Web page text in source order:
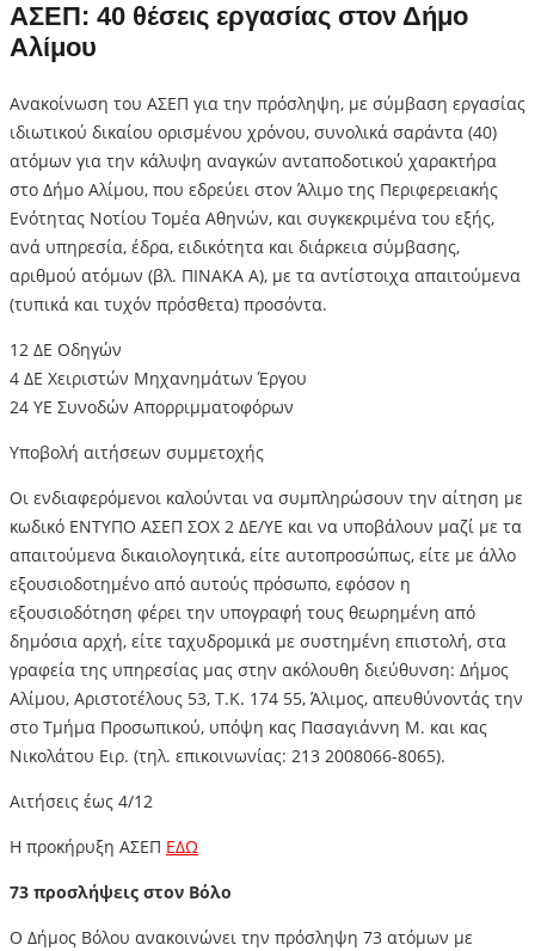
ΑΣΕΠ: 40 θέσεις εργασίας στον Δήμο
Αλίμου
Ανακοίνωση του ΑΣΕΠ για την πρόσληψη, με σύμβαση εργασίας
ιδιωτικού δικαίου ορισμένου χρόνου, συνολικά σαράντα (40)
ατόμων για την κάλυψη αναγκών ανταποδοτικού χαρακτήρα
στο Δήμο Αλίμου, που εδρεύει στον Άλιμο της Περιφερειακής
Ενότητας Νοτίου Τομέα Αθηνών, και συγκεκριμένα του εξής,
ανά υπηρεσία, έδρα, ειδικότητα και διάρκεια σύμβασης,
αριθμού ατόμων (βλ. ΠΙΝΑΚΑ Α), με τα αντίστοιχα απαιτούμενα
(τυπικά και τυχόν πρόσθετα) προσόντα.
12 ΔΕ Οδηγών
4 ΔΕ Χειριστών Μηχανημάτων Έργου
24 ΥΕ Συνοδών Απορριμματοφόρων
Υποβολή αιτήσεων συμμετοχής
Οι ενδιαφερόμενοι καλούνται να συμπληρώσουν την αίτηση με
κωδικό ΕΝΤΥΠΟ ΑΣΕΠ ΣΟΧ 2 ΔΕ/ΥΕ και να υποβάλουν μαζί με τα
απαιτούμενα δικαιολογητικά, είτε αυτοπροσώπως, είτε με άλλο
εξουσιοδοτημένο από αυτούς πρόσωπο, εφόσον η
εξουσιοδότηση φέρει την υπογραφή τους θεωρημένη από
δημόσια αρχή, είτε ταχυδρομικά με συστημένη επιστολή, στα
γραφεία της υπηρεσίας μας στην ακόλουθη διεύθυνση: Δήμος
Αλίμου, Αριστοτέλους 53, T.K. 174 55, Άλιμος, απευθύνοντάς την
στο Τμήμα Προσωπικού, υπόψη κας Πασαγιάννη Μ. και κας
Νικολάτου Ειρ. (τηλ. επικοινωνίας: 213 2008066-8065).
Αιτήσεις έως 4/12
Η προκήρυξη ΑΣΕΠ ΕΔΩ
73 προσλήψεις στον Βόλο
Ο Δήμος Βόλου ανακοινώνει την πρόσληψη 73 ατόμων με